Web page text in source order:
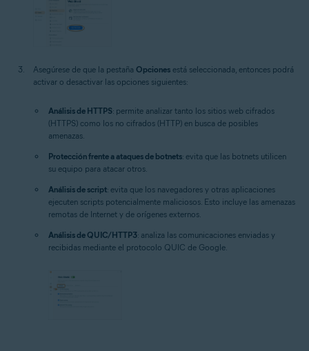
Asegúrese de que la pestaña Opciones está seleccionada, entonces podrá
activar o desactivar las opciones siguientes:
Análisis de HTTPS: permite analizar tanto los sitios web cifrados
(HTTPS) como los no cifrados (HTTP) en busca de posibles
amenazas.
Protección frente a ataques de botnets: evita que las botnets utilicen
su equipo para atacar otros.
Análisis de script: evita que los navegadores y otras aplicaciones
ejecuten scripts potencialmente maliciosos. Esto incluye las amenazas
remotas de Internet y de orígenes externos.
Análisis de QUIC/HTTP3: analiza las comunicaciones enviadas y
recibidas mediante el protocolo QUIC de Google.